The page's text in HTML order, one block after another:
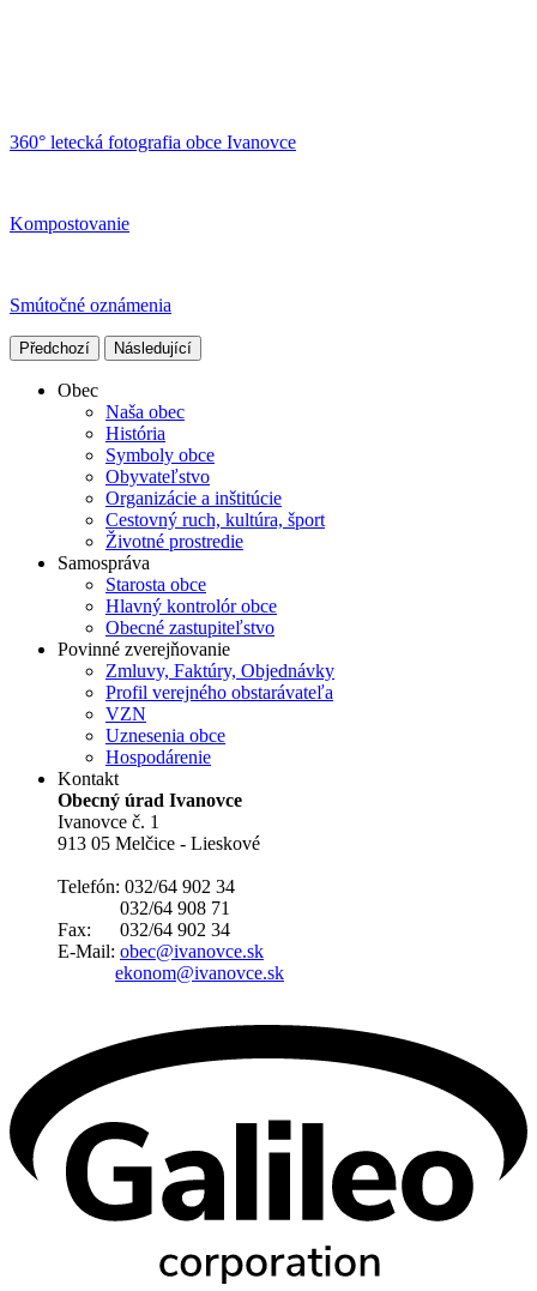
360° letecká fotografia obce Ivanovce
Kompostovanie
Smútočné oznámenia
Předchozí Následující
Obec
Naša obec
História
Symboly obce
Obyvateľstvo
Organizácie a inštitúcie
Cestovný ruch, kultúra, šport
Životné prostredie
Samospráva
Starosta obce
Hlavný kontrolór obce
Obecné zastupiteľstvo
Povinné zverejňovanie
Zmluvy, Faktúry, Objednávky
Profil verejného obstarávateľa
VZN
Uznesenia obce
Hospodárenie
Kontakt
Obecný úrad Ivanovce
Ivanovce č. 1
913 05 Melčice - Lieskové
Telefón: 032/64 902 34
032/64 908 71
Fax: 032/64 902 34
E-Mail: obec@ivanovce.sk
ekonom@ivanovce.sk